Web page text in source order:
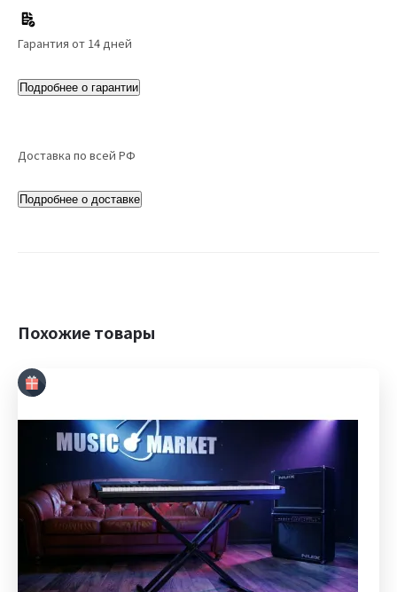
Гарантия от 14 дней
Подробнее о гарантии
Доставка по всей РФ
Подробнее о доставке
Похожие товары